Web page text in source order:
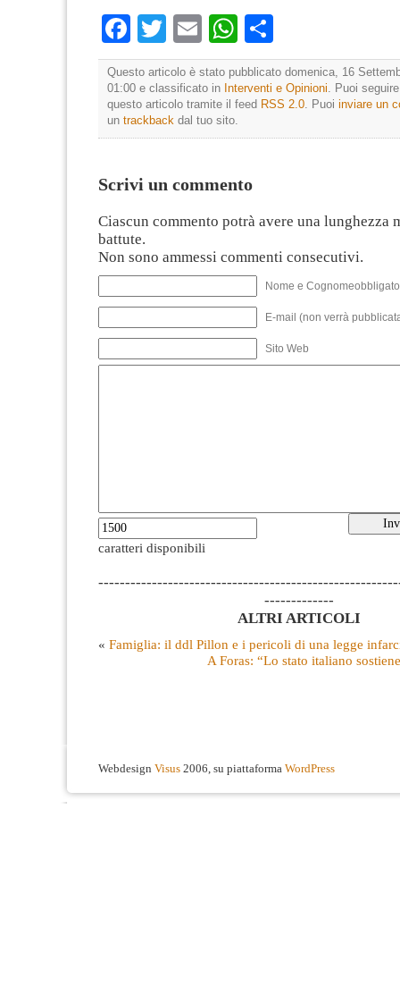
Facebook
TwitterEmailWhatsApp
Questo articolo è stato pubblicato domenica, 16
01:00 e classificato in Interventi e Opinioni . Puoi
questo articolo tramite il feed RSS 2.0 . Puoi inviare un
un trackback dal tuo sito.
Scrivi un commento
Ciascun commento potrà avere una lunghezza
battute.
Non sono ammessi commenti consecutivi.
Nome e
E-mail (non verrà
Sito Web
caratteri disponibili
-------------
ALTRI ARTICOLI
« Famiglia: il ddl Pillon e i pericoli di una legge
A Foras: “Lo stato italiano
Webdesign Visus 2006, su piattaforma WordPress